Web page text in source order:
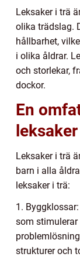
Leksaker i trä
olika trädslag.
hållbarhet,
i olika åldrar.
och storlekar,
dockor.
En
Leksaker i trä
barn i alla
leksaker i trä:
1.
som
strukturer och